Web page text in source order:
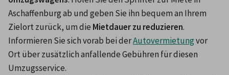
Aschaffenburg ab und geben Sie ihn bequem an Ihrem
Zielort zurück, um die Mietdauer zu reduzieren.
Informieren Sie sich vorab bei der Autovermietung vor
Ort über zusätzlich anfallende Gebühren für diesen
Umzugsservice.